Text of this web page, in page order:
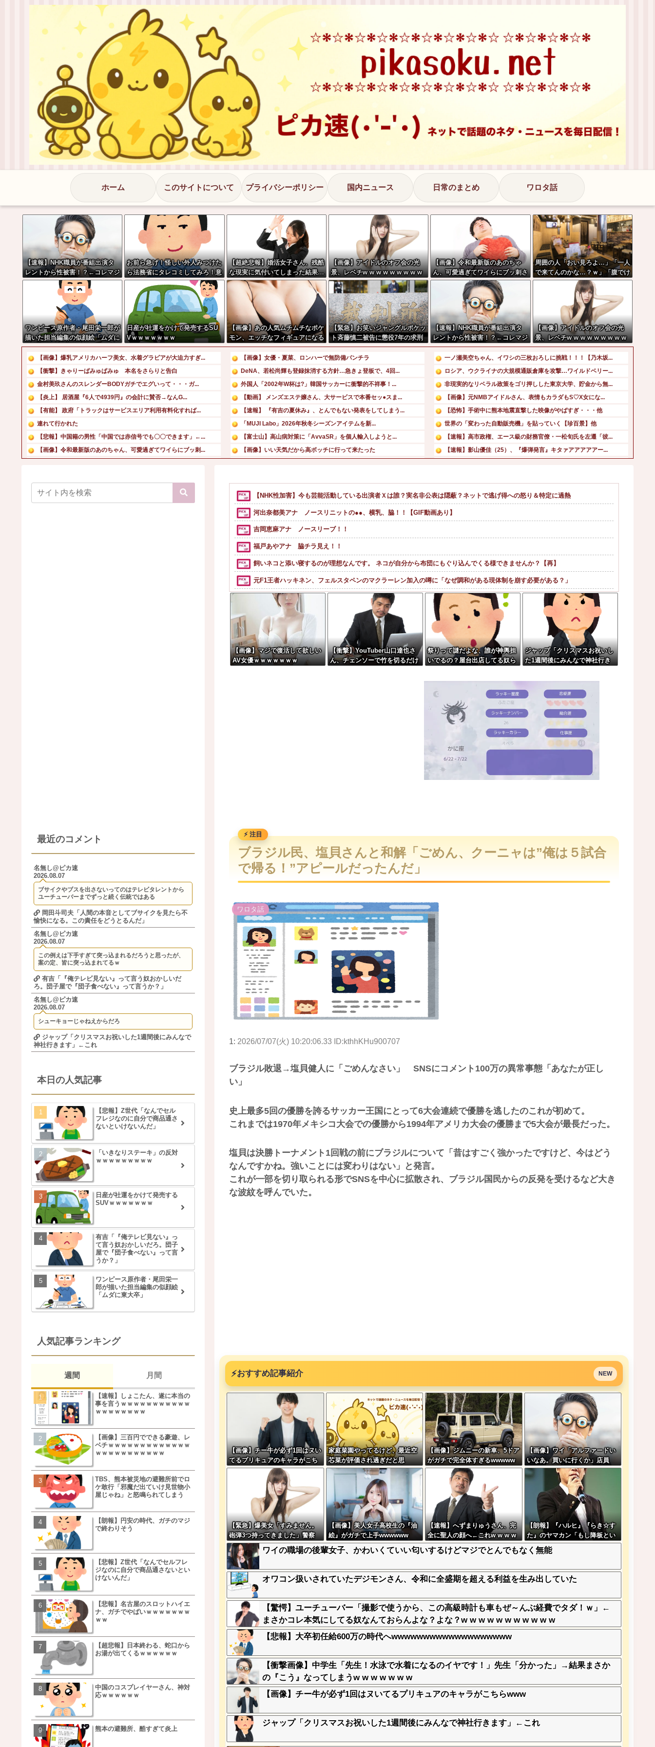
ホーム このサイトについて プライバシーポリシー 国内ニュース 日常のまとめ ワロタ話
【速報】NHK職員が番組出演タ
レントから性被害！？←コレマジ
ならヤバくねーか？
お前ら急げ！怪しい外人みつけた
ら法務省にタレコミしてみろ！意
外と仕事するぞ？
【超絶悲報】婚活女子さん、残酷
な現実に気付いてしまった結果…
【画像】アイドルのオフ会の光
景、レベチw w w w w w w w w
w w
【画像】令和最新版のあのちゃ
ん、可愛過ぎてワイらにブッ刺さ
りまくりw w w w w w
周囲の人「おい見ろよ…」「一人
で来てんのかな…？ｗ」「腹でけ
ーｗ」一人焼肉ワイ「……
ワンピース原作者・尾田栄一郎が
描いた担当編集の似顔絵「ムダに
東大卒」
日産が社運をかけて発売するSU
Vｗｗｗｗｗｗｗ
【画像】あの人気ムチムチなポケ
モン、エッチなフィギュアになる
【緊急】お笑いジャングルポケッ
ト斉藤慎二被告に懲役7年の求刑
←これ…
【速報】NHK職員が番組出演タ
レントから性被害！？←コレマジ
ならヤバくねーか？
【画像】アイドルのオフ会の光
景、レベチw w w w w w w w w
w w
【画像】爆乳アメリカハーフ美女、水着グラビアが大迫力すぎ...
【衝撃】きゃりーぱみゅぱみゅ 本名をさらりと告白
金村美玖さんのスレンダーBODYガチでエグいって・・・ガ...
【炎上】 居酒屋『6人で4939円』の会計に賛否→なんG...
【有能】 政府「トラックはサービスエリア利用有料化すれば...
連れて行かれた
【悲報】中国籍の男性「中国では赤信号でも〇〇できます」←...
【画像】令和最新版のあのちゃん、可愛過ぎてワイらにブッ刺...
【画像】メキシコのお天気キャスター、エロすぎｗ
YouTubeってほぼエロサイトだよな 開くといつもチア...
【画像】女優・夏菜、ロンハーで無防備パンチラ
DeNA、若松尚輝も登録抹消する方針…急きょ登板で、4回...
外国人「2002年W杯は?」韓国サッカーに衝撃的不祥事！...
【動画】 メンズエステ嬢さん、大サービスで本番セッ●スま...
【速報】 『有吉の夏休み』、とんでもない発表をしてしまう...
「MUJI Labo」2026年秋冬シーズンアイテムを新...
【富士山】高山病対策に「AvvaSR」を個人輸入しようと...
【画像】いい天気だから高ボッチに行って来たった
小野田華凛ちゃんの魅力を語りたい
【画像】NHKに出た仙台育英の野球部JKマネージャー、ガ...
一ノ瀬美空ちゃん、イワシの三枚おろしに挑戦！！！【乃木坂...
ロシア、ウクライナの大規模通販倉庫を攻撃…ワイルドベリー...
非現実的なリベラル政策をゴリ押しした東京大学、貯金から無...
【画像】元NMBアイドルさん、表情もカラダもS♡X女にな...
【恐怖】手術中に熊本地震直撃した映像がやばすぎ・・・他
世界の「変わった自動販売機」を貼っていく【珍百景】他
【速報】高市政権、エース級の財務官僚・一松旬氏を左遷「彼...
【速報】影山優佳（25）、『爆弾発言』キタァアアアアアー...
【悲報】札幌オリンピック、８割が賛成・・・・他
【動画】手術中に熊本地震直撃した動画がやばすぎると話題に...
【NHK性加害】今も芸能活動している出演者Ｘは誰？実名非公表は隠蔽？ネットで逃げ得への怒り＆特定に過熱
河出奈都美アナ ノースリニットの●●、横乳、脇！！【GIF動画あり】
吉岡恵麻アナ ノースリーブ！！
福戸あやアナ 脇チラ見え！！
飼いネコと添い寝するのが理想なんです。 ネコが自分から布団にもぐり込んでくる様できませんか？【再】
元F1王者ハッキネン、フェルスタペンのマクラーレン加入の噂に「なぜ調和がある現体制を崩す必要がある？」
【ファ！？】面接官「日本に刀鍛冶は何人いるか推定してください」 俺「188人です」 面接官「どういう風に考...
【画像】宇垣美里「学生時代は全然モテなかったです」←これほんまかぁ？w w w w w w w w
【画像】タトゥーだらけの美人海鮮料理人、現る！！←コレはセクシー過ぎてワイらにブッ刺さりまくりw w w ...
【緊急】お笑いジャングルポケット斉藤慎二被告に懲役7年の求刑←これ…
【画像】「マスク美人さん、また我々を欺く」←海外でも流行りだした結果がこちらw w w w w w w
【動画】首都高で4tトラックが原因の玉突き事故に巻き込まれた軽バンの車載。
【動画】両方馬鹿（笑）ミニストップでトラックと衝突したドラレコが（ノ∇`）
【画像】マジで復活して欲しい
AV女優ｗｗｗｗｗｗｗ
【衝撃】YouTuber山口達也さ
ん、チェンソーで竹を切るだけ
祭りって謎だよな、誰が神輿担
いでるの？屋台出店してる奴ら
の？
ジャップ「クリスマスお祝いし
た1週間後にみんなで神社行き
e
ブラジル民、塩貝さんと和解「ごめん、クーニャは”俺は５試合
で帰る！”アピールだったんだ」
ワロタ話
1: 2026/07/07(火) 10:20:06.33 ID:kthhKHu900707
ブラジル敗退→塩貝健人に「ごめんなさい」 SNSにコメント100万の異常事態「あなたが正し
い」
史上最多5回の優勝を誇るサッカー王国にとって6大会連続で優勝を逃したのこれが初めて。
これまでは1970年メキシコ大会での優勝から1994年アメリカ大会の優勝まで5大会が最長だった。
塩貝は決勝トーナメント1回戦の前にブラジルについて「昔はすごく強かったですけど、今はどう
なんですかね。強いことには変わりはない」と発言。
これが一部を切り取られる形でSNSを中心に拡散され、ブラジル国民からの反発を受けるなど大き
な波紋を呼んでいた。
⚡おすすめ記事紹介 NEW
【画像】チー牛が必ず1回はヌい
てるプリキュアのキャラがこち
らwww
家庭菜園やってるけど、最近空
芯菜が評価され過ぎだと思
う！！！！！
【画像】ジムニーの新車、5ドア
がガチで完全体すぎるwwwww
ww
【画像】ワイ「アルファードい
いなあ。買いに行くか」店員
「ほいっ見積もりな！」ワイ
「金額おかしくね？」←お前ら
もそう思うよな？？？？？
【緊急】爆美女「すみません。
砲弾3つ持ってきました」警察
「！？」自衛隊「！？」→結果
w w w w w w w w
【画像】美人女子高校生の『油
絵』がガチで上手wwwwww
【速報】へずまりゅうさん、完
全に聖人の顔へ←これw w w w
w w w w
【朗報】『ハルヒ』『らき☆す
た』のヤマカン「もし降板とい
うことになったら、俺が『みい
ちゃんと山田さん』のアニメ監
ワイの職場の後輩女子、かわいくていい匂いするけどマジでとんでもなく無能
オワコン扱いされていたデジモンさん、令和に全盛期を超える利益を生み出していた
【驚愕】ユーチューバー「撮影で使うから、この高級時計も車もぜ～んぶ経費でタダ！ｗ」←
まさかコレ本気にしてる奴なんておらんよな？よな？w w w w w w w w w w w
【悲報】大卒初任給600万の時代へwwwwwwwwwwwwwwwwwww
【衝撃画像】中学生「先生！水泳で水着になるのイヤです！」先生「分かった」→結果まさか
の『こう』なってしまうw w w w w w w
【画像】チー牛が必ず1回はヌいてるプリキュアのキャラがこちらwww
ジャップ「クリスマスお祝いした1週間後にみんなで神社行きます」←これ
最近のコメント
名無し@ピカ速
2026.08.07
ブサイクやブスを出さないってのはテレビタレントから
ユーチューバーまでずっと続く伝統ではある
岡田斗司夫「人間の本音としてブサイクを見たら不
愉快になる。この責任をどうとるんだ」
名無し@ピカ速
2026.08.07
この例えは下手すぎて突っ込まれるだろうと思ったが、
案の定、皆に突っ込まれてるｗ
有吉「『俺テレビ見ない』って言う奴おかしいだ
ろ。団子屋で『団子食べない』って言うか？」
名無し@ピカ速
2026.08.07
シューキョーじゃねえからだろ
ジャップ「クリスマスお祝いした1週間後にみんなで
神社行きます」←これ
本日の人気記事
【悲報】Z世代「なんでセル
フレジなのに自分で商品通さ
ないといけないんだ」
「いきなりステーキ」の反対
ｗｗｗｗｗｗｗｗｗ
日産が社運をかけて発売する
SUVｗｗｗｗｗｗｗ
有吉「『俺テレビ見ない』っ
て言う奴おかしいだろ。団子
屋で『団子食べない』って言
うか？」
ワンピース原作者・尾田栄一
郎が描いた担当編集の似顔絵
「ムダに東大卒」
人気記事ランキング
週間
【速報】しょこたん、遂に本当の
事を言うｗｗｗｗｗｗｗｗｗｗｗ
ｗｗｗｗｗｗｗｗ
【画像】三百円でできる豪遊、レ
ベチｗｗｗｗｗｗｗｗｗｗｗｗｗ
ｗｗｗｗｗｗｗｗｗｗｗ
TBS、熊本被災地の避難所前でロ
ケ敢行「邪魔だ出ていけ見世物小
屋じゃね」と怒鳴られてしまう
【朗報】円安の時代、ガチのマジ
で終わりそう
【悲報】Z世代「なんでセルフレ
ジなのに自分で商品通さないとい
けないんだ」
【悲報】名古屋のスロットハイエ
ナ、ガチでやばいｗｗｗｗｗｗｗ
ｗｗ
【超悲報】日本終わる、蛇口から
お湯が出てくるｗｗｗｗｗｗ
中国のコスプレイヤーさん、神対
応ｗｗｗｗｗｗ
熊本の避難所、酷すぎて炎上
月間
松本若菜(42歳)とかいう突然現れ
た美人おばさん女優ｗｗｗｗｗｗ
ｗ
鬼越トマホーク良ちゃん、吉本を
事実上のクビにｗｗｗ
【画像】キモいオジサンが着てる
服一覧がこちらｗｗｗｗｗｗｗｗ
ｗ
【速報】しょこたん、遂に本当の
事を言うｗｗｗｗｗｗｗｗｗｗｗ
【朗報】NOギルティ炭酸、登場
ｗｗｗｗｗｗｗｗｗｗｗｗ
【画像】例の梨を5000個失った農
家さん、少し流れが変わってくる
【悲報】日本、ついに駅そばの値
段が限界突破ｗｗｗｗｗｗｗｗｗ
【悲報】すき家、炎上ｗｗｗｗｗ
ｗｗｗｗｗｗｗｗｗｗｗｗｗｗｗ
【画像】三百円でできる豪遊、レ
ベチｗｗｗｗｗｗｗｗｗｗｗｗｗ